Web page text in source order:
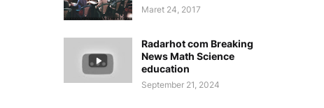
Maret 24, 2017
Radarhot com Breaking
News Math Science
education
September 21, 2024